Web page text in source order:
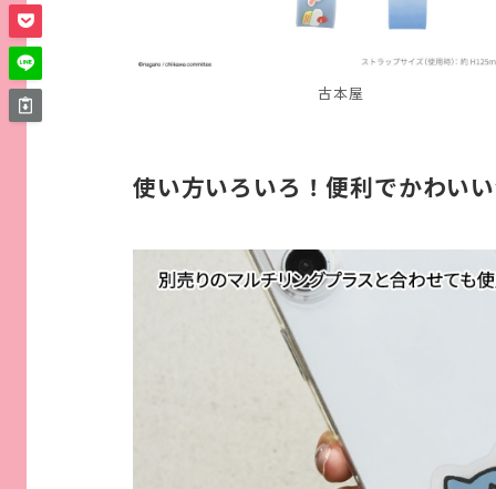
古本屋
使い方いろいろ！便利でかわい